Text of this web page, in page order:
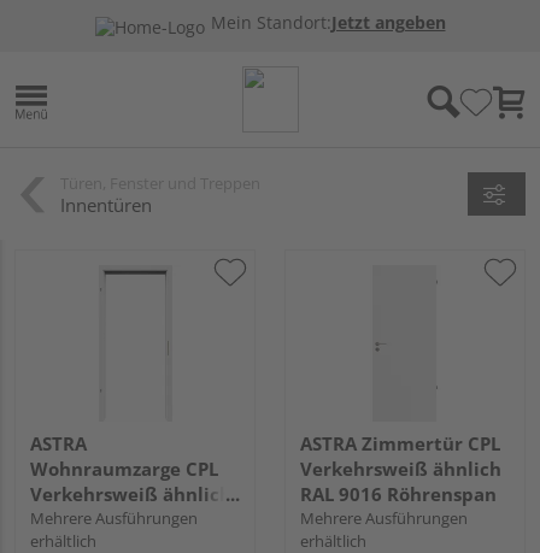
Mein Standort:Jetzt angeben
Innentüren
ASTRA
Wohnraumzarge CPL
Verkehrsweiß ähnlich
RAL 9016
Mehrere Ausführungen
erhältlich
ASTRA Zimmertür CPL
Verkehrsweiß ähnlich
RAL 9016 Röhrenspan
Mehrere Ausführungen
erhältlich